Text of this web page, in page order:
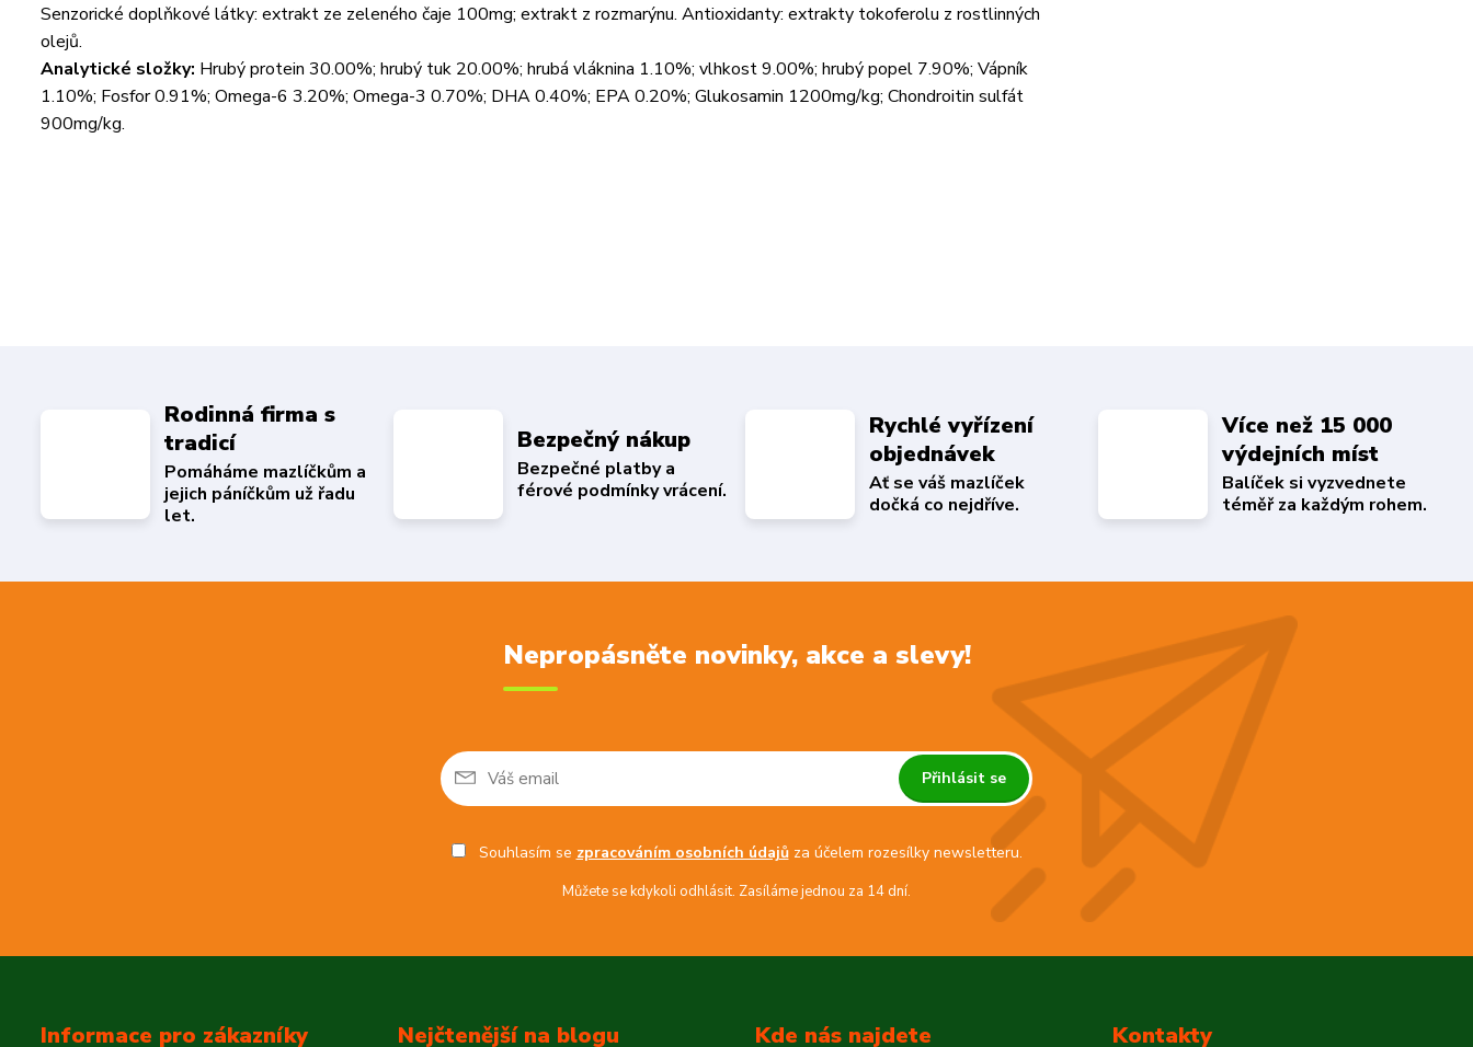
Senzorické doplňkové látky: extrakt ze zeleného čaje 100mg; extrakt z rozmarýnu. Antioxidanty: extrakty tokoferolu z rostlinných
olejů.
Analytické složky: Hrubý protein 30.00%; hrubý tuk 20.00%; hrubá vláknina 1.10%; vlhkost 9.00%; hrubý popel 7.90%; Vápník
1.10%; Fosfor 0.91%; Omega-6 3.20%; Omega-3 0.70%; DHA 0.40%; EPA 0.20%; Glukosamin 1200mg/kg; Chondroitin sulfát
900mg/kg.
Rodinná firma s
tradicí
Pomáháme mazlíčkům a
jejich páníčkům už řadu
let.
Bezpečný nákup
Bezpečné platby a
férové podmínky vrácení.
Rychlé vyřízení
objednávek
Ať se váš mazlíček
dočká co nejdříve.
Více než 15 000
výdejních míst
Balíček si vyzvednete
téměř za každým rohem.
Nepropásněte novinky, akce a slevy!
Přihlásit se
Souhlasím se zpracováním osobních údajůza účelem rozesílky newsletteru.
Můžete se kdykoli odhlásit. Zasíláme jednou za 14 dní.
Informace pro zákazníky Nejčtenější na blogu Kde nás najdete Kontakty